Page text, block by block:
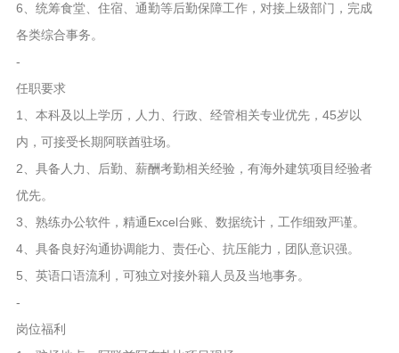
6、统筹食堂、住宿、通勤等后勤保障工作，对接上级部门，完成
各类综合事务。
-
任职要求
1、本科及以上学历，人力、行政、经管相关专业优先，45岁以
内，可接受长期阿联酋驻场。
2、具备人力、后勤、薪酬考勤相关经验，有海外建筑项目经验者
优先。
3、熟练办公软件，精通Excel台账、数据统计，工作细致严谨。
4、具备良好沟通协调能力、责任心、抗压能力，团队意识强。
5、英语口语流利，可独立对接外籍人员及当地事务。
-
岗位福利